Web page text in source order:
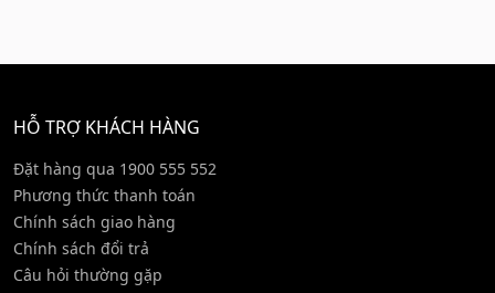
HỖ TRỢ KHÁCH HÀNG
Đặt hàng qua 1900 555 552
Phương thức thanh toán
Chính sách giao hàng
Chính sách đổi trả
Câu hỏi thường gặp